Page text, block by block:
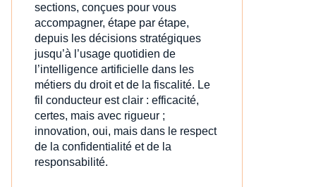
sections, conçues pour vous
accompagner, étape par étape,
depuis les décisions stratégiques
jusqu’à l’usage quotidien de
l’intelligence artificielle dans les
métiers du droit et de la fiscalité. Le
fil conducteur est clair : efficacité,
certes, mais avec rigueur ;
innovation, oui, mais dans le respect
de la confidentialité et de la
responsabilité.